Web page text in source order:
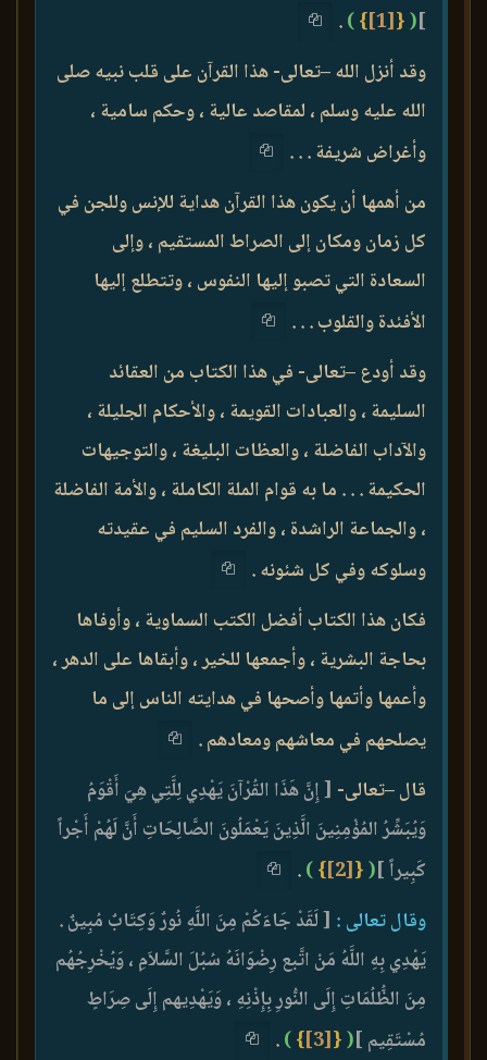
]
(
{
[1]
}
)
.
وقد أنزل الله –تعالى- هذا القرآن على قلب نبيه صلى
الله عليه وسلم ، لمقاصد عالية ، وحكم سامية ،
وأغراض شريفة . . .
من أهمها أن يكون هذا القرآن هداية للإنس وللجن في
كل زمان ومكان إلى الصراط المستقيم ، وإلى
السعادة التي تصبو إليها النفوس ، وتتطلع إليها
الأفئدة والقلوب . . .
وقد أودع –تعالى- في هذا الكتاب من العقائد
السليمة ، والعبادات القويمة ، والأحكام الجليلة ،
والآداب الفاضلة ، والعظات البليغة ، والتوجيهات
الحكيمة . . . ما به قوام الملة الكاملة ، والأمة الفاضلة
، والجماعة الراشدة ، والفرد السليم في عقيدته
وسلوكه وفي كل شئونه .
فكان هذا الكتاب أفضل الكتب السماوية ، وأوفاها
بحاجة البشرية ، وأجمعها للخير ، وأبقاها على الدهر ،
وأعمها وأتمها وأصحها في هدايته الناس إلى ما
يصلحهم في معاشهم ومعادهم .
قال –تعالى- [ إِنَّ هَذَا القُرْآنَ يَهْدِي لِلَّتِي هِيَ أَقْوَمُ
وَيُبَشِّرُ المُؤْمِنِينَ الَّذِينَ يَعْمَلُونَ الصَّالِحَاتِ أَنَّ لَهُمْ أَجْراً
كَبِيراً ](
{
[2]
}
)
.
وقال تعالى : [ لَقَدْ جَاءَكُمْ مِنَ اللَّهِ نُورٌ وَكِتَابٌ مُبِينٌ .
يَهْدِي بِهِ اللَّهُ مَنْ اتَّبع رِضْوَانَهُ سُبُلَ السَّلاَمِ ، وَيُخْرِجُهُم
مِنَ الظُّلُمَاتِ إِلَى النُّورِ بِإِذْنِهِ ، وَيَهْدِيهم إِلَى صِرَاطٍ
مُسْتَقِيم ](
{
[3]
}
)
.